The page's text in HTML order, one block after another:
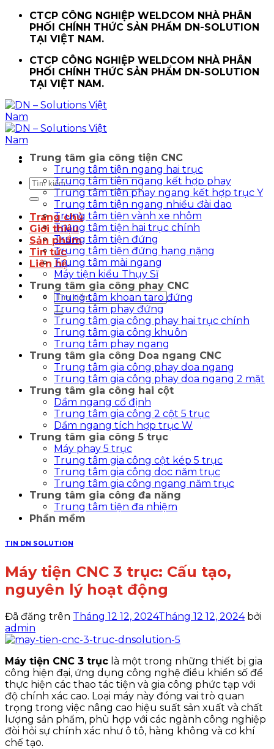
ChuyểnCTCP CÔNG NGHIỆP WELDCOM NHÀ PHÂN
PHỐI CHÍNH THỨC SẢN PHẨM DN-SOLUTION
TẠI VIỆT NAM.
CTCP CÔNG NGHIỆP WELDCOM NHÀ PHÂN
PHỐI CHÍNH THỨC SẢN PHẨM DN-SOLUTION
TẠI VIỆT NAM.
Tìm
kiếm:
Trang chủ
Giới thiệu
Sản phẩm
Tin tức
Liên hệ
Tìm
kiếm:
Trung tâm gia công tiện CNC
Trung tâm tiện ngang hai trục
Trung tâm tiện ngang kết hợp phay
Trung tâm tiện phay ngang kết hợp trục Y
Trung tâm tiện ngang nhiều đài dao
Trung tâm tiện vành xe nhôm
Trung tâm tiện hai trục chính
Trung tâm tiện đứng
Trung tâm tiện đứng hạng nặng
Trung tâm mài ngang
Máy tiện kiểu Thụy Sĩ
Trung tâm gia công phay CNC
Trung tâm khoan taro đứng
Trung tâm phay đứng
Trung tâm gia công phay hai trục chính
Trung tâm gia công khuôn
Trung tâm phay ngang
Trung tâm gia công Doa ngang CNC
Trung tâm gia công phay doa ngang
Trung tâm gia công phay doa ngang 2 mặt
Trung tâm gia công hai cột
Dầm ngang cố định
Trung tâm gia công 2 cột 5 trục
Dầm ngang tích hợp trục W
Trung tâm gia công 5 trục
Máy phay 5 trục
Trung tâm gia công cột kép 5 trục
Trung tâm gia công dọc năm trục
Trung tâm gia công ngang năm trục
Trung tâm gia công đa năng
Trung tâm tiện đa nhiệm
Phần mềm
TIN DN SOLUTION
Máy tiện CNC 3 trục: Cấu tạo,
nguyên lý hoạt động
Đã đăng trên Tháng 12 12, 2024Tháng 12 12, 2024 bởi
admin
Máy tiện CNC 3 trục là một trong những thiết bị gia
công hiện đại, ứng dụng công nghệ điều khiển số để
thực hiện các thao tác tiện và gia công phức tạp với
độ chính xác cao. Loại máy này đóng vai trò quan
trọng trong việc nâng cao hiệu suất sản xuất và chất
lượng sản phẩm, phù hợp với các ngành công nghiệp
đòi hỏi sự chính xác như ô tô, hàng không và cơ khí
chế tạo.